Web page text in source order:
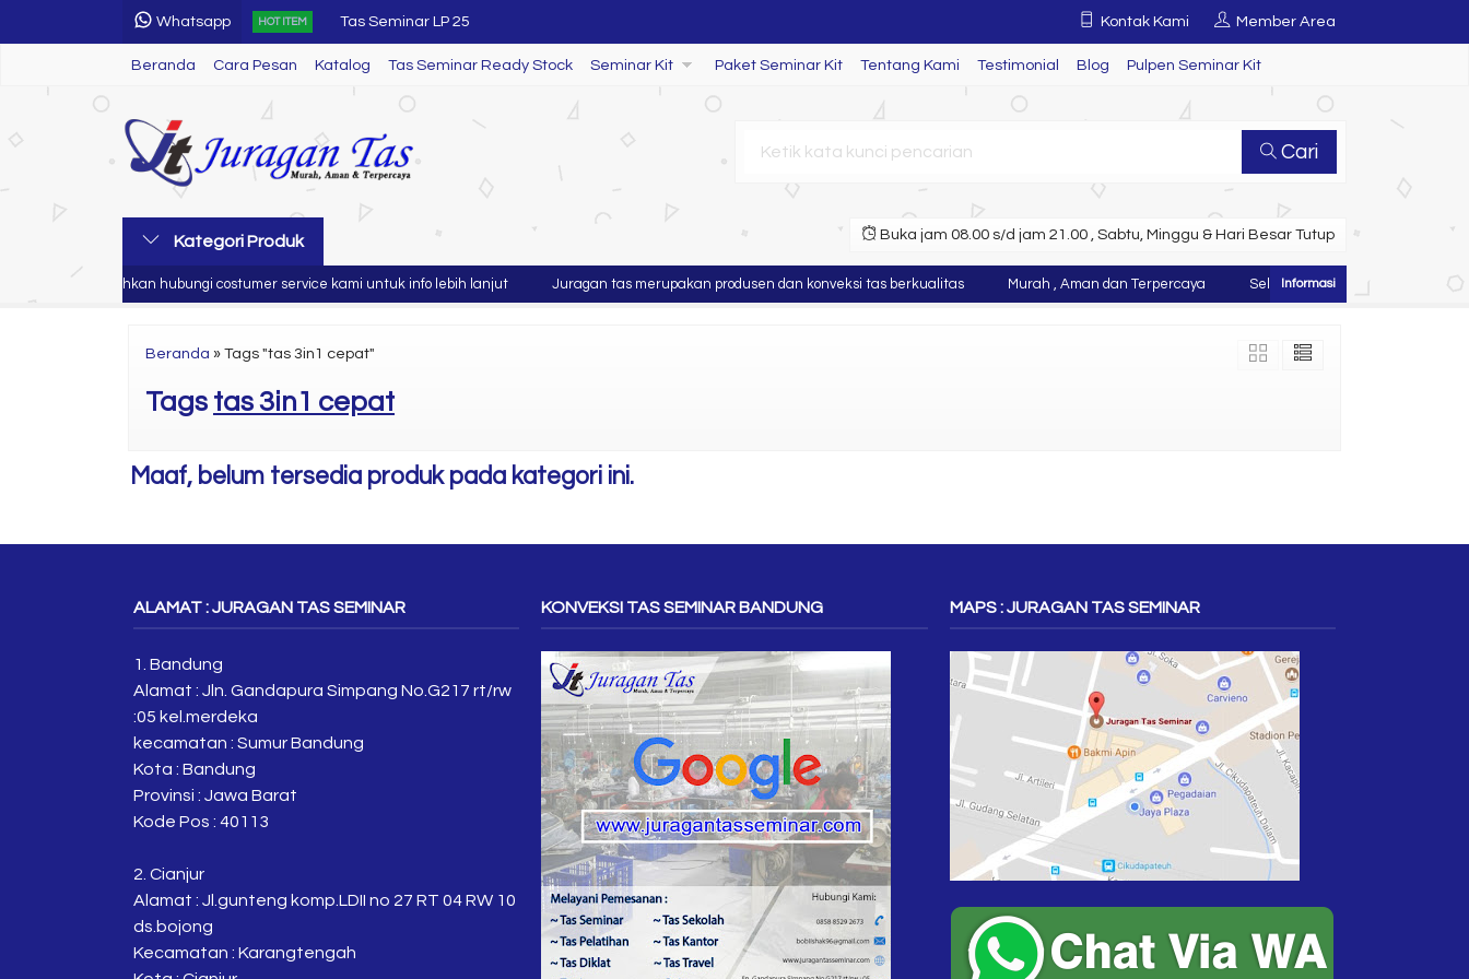
Whatsapp HOT ITEM Tas Seminar LP 25
Termos
Tas Seminar R 03
Tas Seminar Spound
Tali Lanyard Seminar Kit
Kontak Kami Member Area
Beranda Cara Pesan Katalog Tas Seminar Ready Stock Seminar Kit Paket Seminar Kit Tentang Kami Testimonial Blog Pulpen Seminar Kit
Cari
Kategori Produk Buka jam 08.00 s/d jam 21.00 , Sabtu, Minggu & Hari Besar Tutup
Silahkan hubungi costumer service kami untuk info lebih lanjut Juragan tas merupakan produsen dan konveksi tas berkualitas Murah , Aman dan Terpercaya Selamat Datang di Website
Beranda » Tags "tas 3in1 cepat"
Tags tas 3in1 cepat
Maaf, belum tersedia produk pada kategori ini.
ALAMAT : JURAGAN TAS SEMINAR
1. Bandung
Alamat : Jln. Gandapura Simpang No.G217 rt/rw
:05 kel.merdeka
kecamatan : Sumur Bandung
Kota : Bandung
Provinsi : Jawa Barat
Kode Pos : 40113
2. Cianjur
Alamat : Jl.gunteng komp.LDII no 27 RT 04 RW 10
ds.bojong
Kecamatan : Karangtengah
KONVEKSI TAS SEMINAR BANDUNG MAPS : JURAGAN TAS SEMINAR